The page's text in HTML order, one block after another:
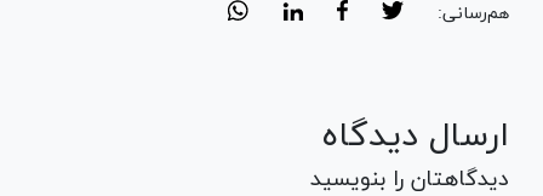
هم‌رسانی:
ارسال دیدگاه
دیدگاهتان را بنویسید